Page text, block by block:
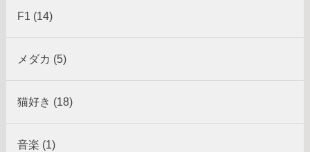
F1 (14)
メダカ (5)
猫好き (18)
音楽 (1)